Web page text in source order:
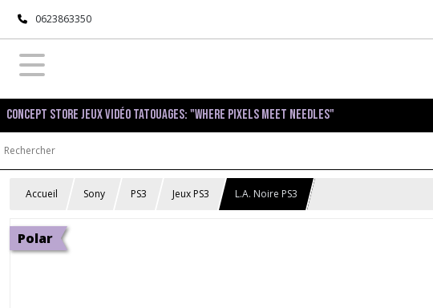
0623863350
Concept Store Jeux Vidéo Tatouages: "Where pixels meet needles"
Accueil Sony PS3 Jeux PS3 L.A. Noire PS3
Polar